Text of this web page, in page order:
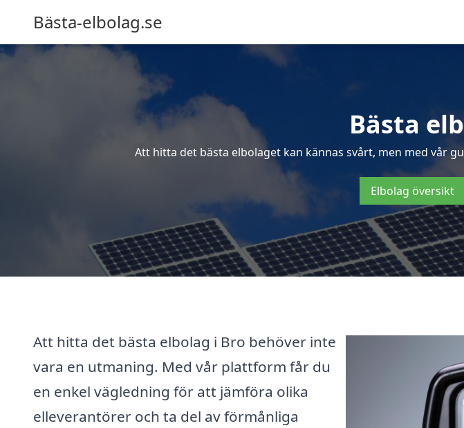
Bästa-elbolag.se
Bästa
Att hitta det bästa elbolaget kan kännas svårt, men med vår
Elbolag översikt
Att hitta det bästa elbolag i Bro behöver inte
vara en utmaning. Med vår plattform får du
en enkel vägledning för att jämföra olika
elleverantörer och ta del av förmånliga